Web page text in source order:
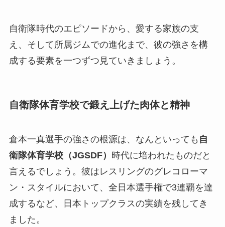
自衛隊時代のエピソードから、愛する家族の支
え、そして所属ジムでの進化まで、彼の強さを構
成する要素を一つずつ見ていきましょう。
自衛隊体育学校で鍛え上げた肉体と精神
倉本一真選手の強さの根源は、なんといっても 自
衛隊体育学校（JGSDF） 時代に培われたものだと
言えるでしょう。彼はレスリングのグレコローマ
ン・スタイルにおいて、全日本選手権で3連覇を達
成するなど、日本トップクラスの実績を残してき
ました。